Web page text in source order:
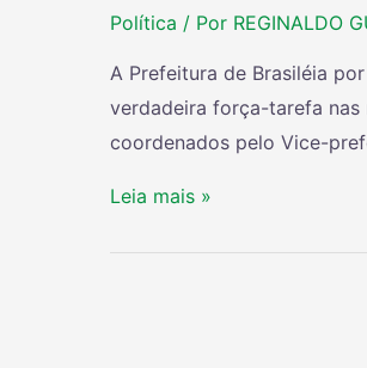
Política / Por REGINALDO
A Prefeitura de Brasiléia
verdadeira força-tarefa nas
coordenados pelo Vice-
Leia mais »